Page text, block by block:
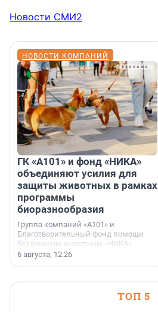
Новости СМИ2
НОВОСТИ КОМПАНИЙ
ГК «А101» и фонд «НИКА»
объединяют усилия для
защиты животных в рамках
программы
биоразнообразия
Группа компаний «А101» и
Благотворительный фонд помощи
бездомным животным «НИКА»
заключили соглашение о
6 августа, 12:26
ТОП 5